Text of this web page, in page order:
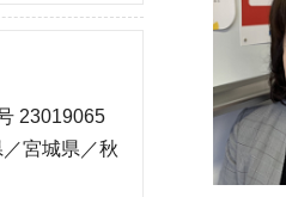
23019065
宮城県／秋